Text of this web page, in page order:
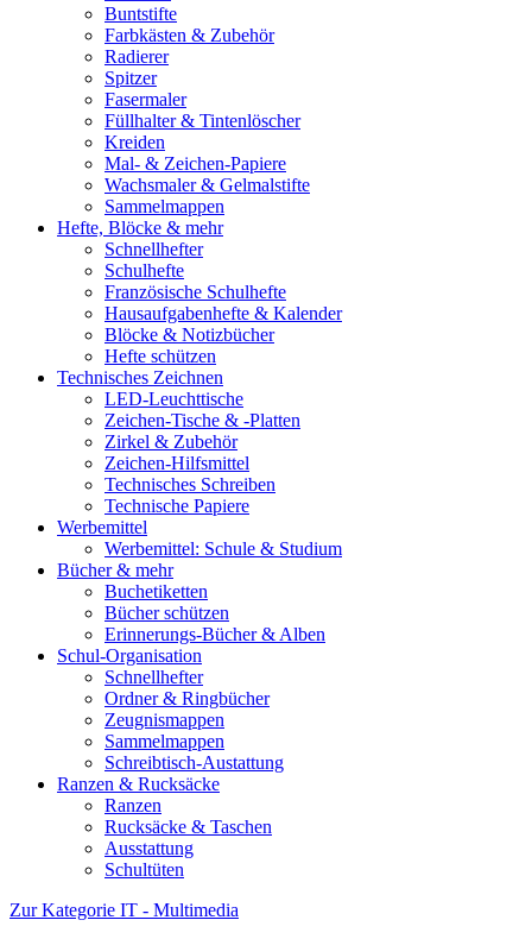
Buntstifte
Farbkästen & Zubehör
Radierer
Spitzer
Fasermaler
Füllhalter & Tintenlöscher
Kreiden
Mal- & Zeichen-Papiere
Wachsmaler & Gelmalstifte
Sammelmappen
Hefte, Blöcke & mehr
Schnellhefter
Schulhefte
Französische Schulhefte
Hausaufgabenhefte & Kalender
Blöcke & Notizbücher
Hefte schützen
Technisches Zeichnen
LED-Leuchttische
Zeichen-Tische & -Platten
Zirkel & Zubehör
Zeichen-Hilfsmittel
Technisches Schreiben
Technische Papiere
Werbemittel
Werbemittel: Schule & Studium
Bücher & mehr
Buchetiketten
Bücher schützen
Erinnerungs-Bücher & Alben
Schul-Organisation
Schnellhefter
Ordner & Ringbücher
Zeugnismappen
Sammelmappen
Schreibtisch-Austattung
Ranzen & Rucksäcke
Ranzen
Rucksäcke & Taschen
Ausstattung
Schultüten
Zur Kategorie IT - Multimedia